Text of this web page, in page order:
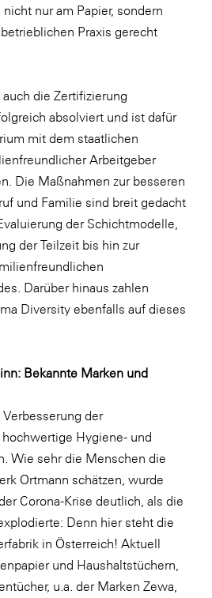
nur am Papier, sondern
Praxis gerecht
die Zertifizierung
absolviert und ist dafür
mit dem staatlichen
Arbeitgeber
Die Maßnahmen zur besseren
und Familie sind breit gedacht
der Schichtmodelle,
der Teilzeit bis hin zur
Darüber hinaus zahlen
Diversity ebenfalls auf dieses
Bekannte Marken und
der
Hygiene- und
Wie sehr die Menschen die
Ortmann schätzen, wurde
Corona-Krise deutlich, als die
Denn hier steht die
in Österreich! Aktuell
und Haushaltstüchern,
u.a. der Marken Zewa,